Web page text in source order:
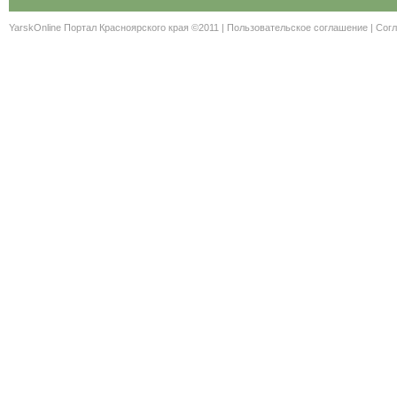
YarskOnline Портал Красноярского края ©2011 | Пользовательское соглашение |